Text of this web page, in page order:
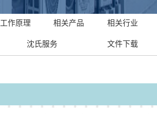
工作原理 相关产品 相关行业
沈氏服务 文件下载